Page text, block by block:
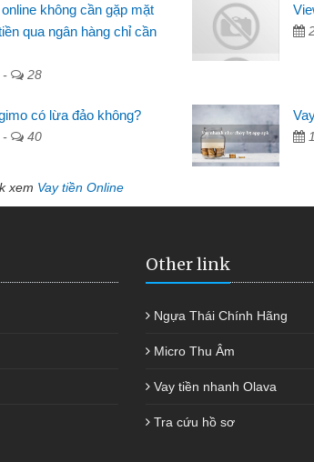
thấy thủ tục nhanh gọn nên tôi
Lâm Minh Chánh
cần có 2 triệu để giải quyết
được thôi. Cảm ơn đã giúp tôi
không cần gặp mặt
qua ngân hàng chỉ cần
- 28
có lừa đảo không?
- 40
xem Vay tiền Online
Other link
Ngựa Thái Chính Hãng
Micro Thu Âm
Vay tiền nhanh Olava
Tra cứu hồ sơ